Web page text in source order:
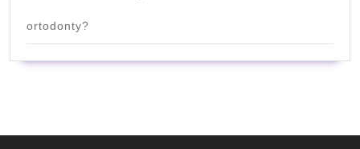
ortodonty?